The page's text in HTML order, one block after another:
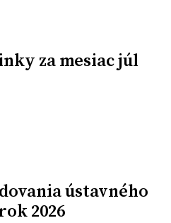
za mesiac júl
ústavného
2026